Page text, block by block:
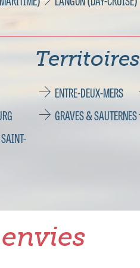
Territoires
ENTRE-DEUX-MERS
GRAVES & SAUTERNES